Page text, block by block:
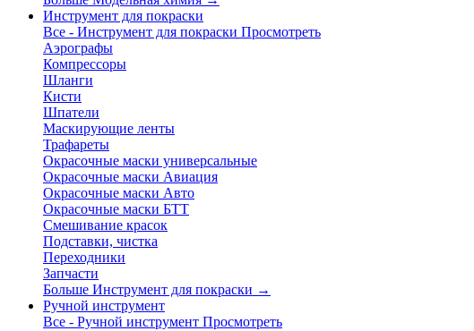
Инструмент для покраски
Все - Инструмент для покраски Просмотреть
Аэрографы
Компрессоры
Шланги
Кисти
Шпатели
Маскирующие ленты
Трафареты
Окрасочные маски универсальные
Окрасочные маски Авиация
Окрасочные маски Авто
Окрасочные маски БТТ
Смешивание красок
Подставки, чистка
Переходники
Запчасти
Больше Инструмент для покраски →
Ручной инструмент
Все - Ручной инструмент Просмотреть